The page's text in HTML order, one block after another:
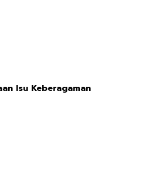
Isu Keberagaman